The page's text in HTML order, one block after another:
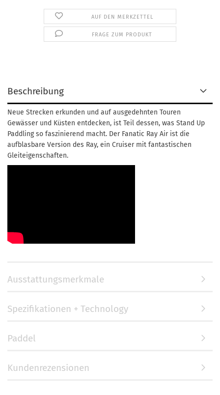
AUF DEN MERKZETTEL
FRAGE ZUM PRODUKT
Beschreibung
Neue Strecken erkunden und auf ausgedehnten Touren
Gewässer und Küsten entdecken, ist Teil dessen, was Stand Up
Paddling so faszinierend macht. Der Fanatic Ray Air ist die
aufblasbare Version des Ray, ein Cruiser mit fantastischen
Gleiteigenschaften.
Ausstattungsmerkmale
Spezifikationen + Technology
Paddel
Kundenrezensionen